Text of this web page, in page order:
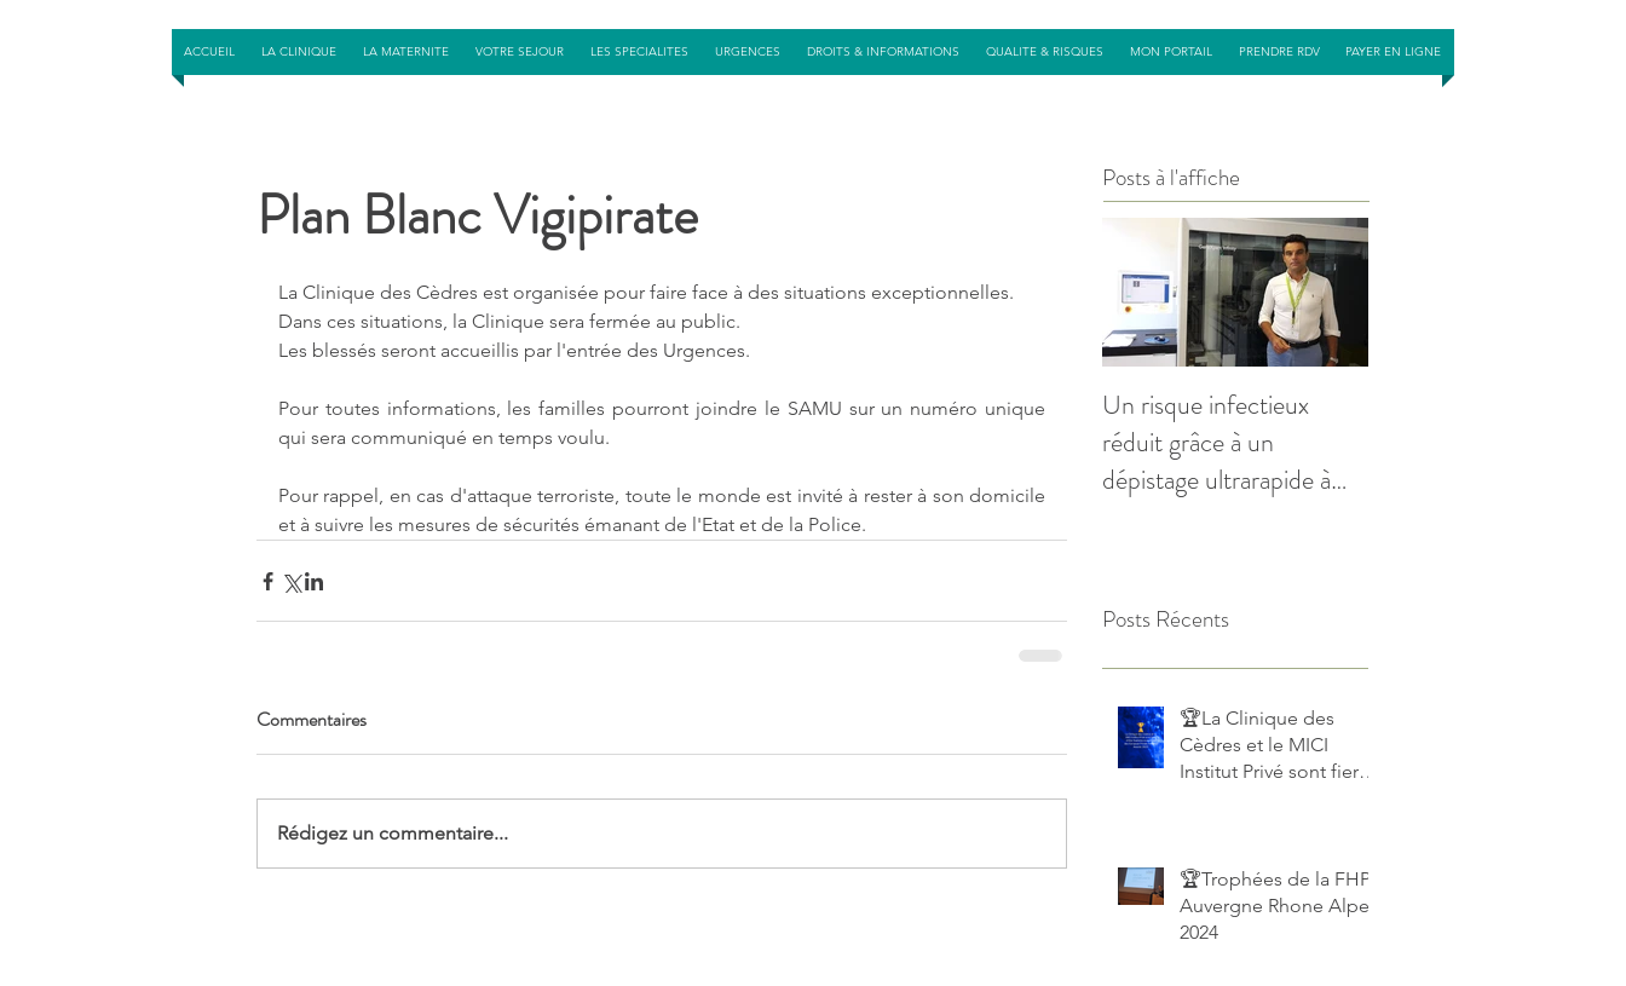
ACCUEIL LA CLINIQUE LA MATERNITE VOTRE SEJOUR LES SPECIALITES URGENCES DROITS & INFORMATIONS QUALITE & RISQUES MON PORTAIL PRENDRE RDV PAYER EN LIGNE
Plan Blanc Vigipirate
La Clinique des Cèdres est organisée pour faire face à des situations exceptionnelles.
Dans ces situations, la Clinique sera fermée au public.
Les blessés seront accueillis par l'entrée des Urgences.
Pour toutes informations, les familles pourront joindre le SAMU sur un numéro unique
qui sera communiqué en temps voulu.
Pour rappel, en cas d'attaque terroriste, toute le monde est invité à rester à son domicile
et à suivre les mesures de sécurités émanant de l'Etat et de la Police.
Commentaires
Rédigez un commentaire...
Posts à l'affiche
Un risque infectieux
réduit grâce à un
dépistage ultrarapide à
Posts Récents
🏆La Clinique des
Cèdres et le MICI
Institut Privé sont fiers
Hospital Awards 2025!
🏆Trophées de la FHP
Auvergne Rhone Alpes
2024